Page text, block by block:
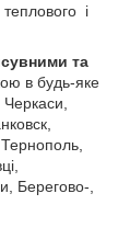
теплового і
та
в будь-яке
Берегово-,